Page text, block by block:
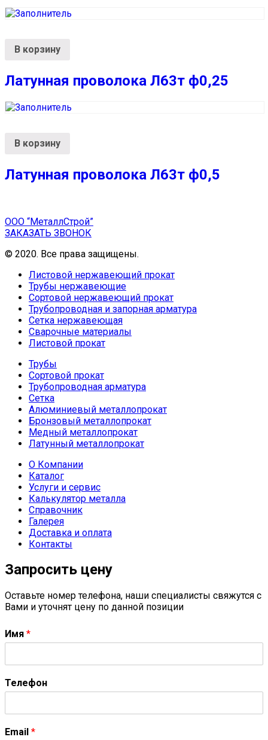
В корзину
Латунная проволока Л63т ф0,25
В корзину
Латунная проволока Л63т ф0,5
ООО “МеталлСтрой”
ЗАКАЗАТЬ ЗВОНОК
© 2020. Все права защищены.
Листовой нержавеющий прокат
Трубы нержавеющие
Сортовой нержавеющий прокат
Трубопроводная и запорная арматура
Сетка нержавеющая
Сварочные материалы
Листовой прокат
Трубы
Сортовой прокат
Трубопроводная арматура
Сетка
Алюминиевый металлопрокат
Бронзовый металлопрокат
Медный металлопрокат
Латунный металлопрокат
О Компании
Каталог
Услуги и сервис
Калькулятор металла
Справочник
Галерея
Доставка и оплата
Контакты
Запросить цену
Оставьте номер телефона, наши специалисты свяжутся с
Вами и уточнят цену по данной позиции
Имя *
Телефон
Email *